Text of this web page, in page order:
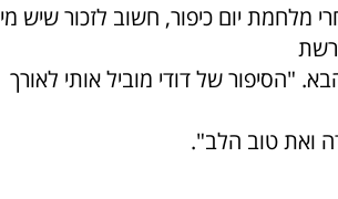
אחרי מלחמת יום כיפור, חשוב לזכור שיש מי
"הסיפור של דודי מוביל אותי לאורך
ואת טוב הלב".